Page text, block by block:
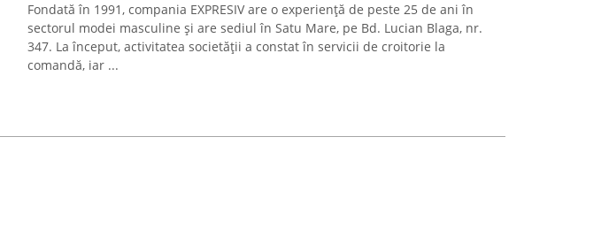
Fondată în 1991, compania EXPRESIV are o experiență de peste 25 de ani în
sectorul modei masculine și are sediul în Satu Mare, pe Bd. Lucian Blaga, nr.
347. La început, activitatea societății a constat în servicii de croitorie la
comandă, iar ...